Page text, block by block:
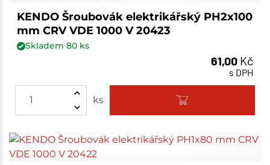
KENDO Šroubovák elektrikářský PH2x100
mm CRV VDE 1000 V 20423
Skladem 80ks
61,00 Kč
s DPH
ks